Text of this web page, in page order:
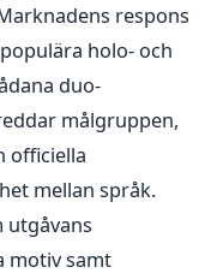
respons
holo- och
duo-
målgruppen,
officiella
mellan språk.
utgåvans
motiv samt